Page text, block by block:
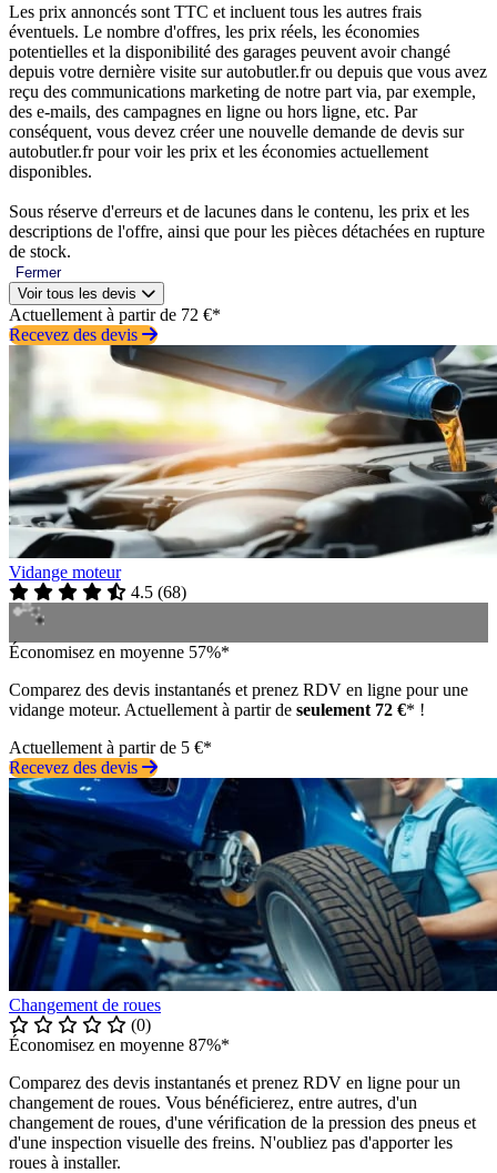
Les prix annoncés sont TTC et incluent tous les autres frais
éventuels. Le nombre d'offres, les prix réels, les économies
potentielles et la disponibilité des garages peuvent avoir changé
depuis votre dernière visite sur autobutler.fr ou depuis que vous avez
reçu des communications marketing de notre part via, par exemple,
des e-mails, des campagnes en ligne ou hors ligne, etc. Par
conséquent, vous devez créer une nouvelle demande de devis sur
autobutler.fr pour voir les prix et les économies actuellement
disponibles.
Sous réserve d'erreurs et de lacunes dans le contenu, les prix et les
descriptions de l'offre, ainsi que pour les pièces détachées en rupture
de stock.
Fermer
Voir tous les devis
Actuellement à partir de 72 €*
Recevez des devis
Vidange moteur
4.5 (68)
Économisez en moyenne 57%*
Comparez des devis instantanés et prenez RDV en ligne pour une
vidange moteur. Actuellement à partir de seulement 72 €* !
Actuellement à partir de 5 €*
Recevez des devis
Changement de roues
(0)
Économisez en moyenne 87%*
Comparez des devis instantanés et prenez RDV en ligne pour un
changement de roues. Vous bénéficierez, entre autres, d'un
changement de roues, d'une vérification de la pression des pneus et
d'une inspection visuelle des freins. N'oubliez pas d'apporter les
roues à installer.